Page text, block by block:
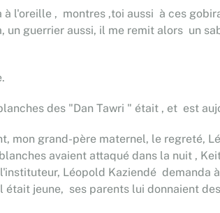
l'oreille , montres ,toi aussi à ces
un guerrier aussi, il me remit alors un
des "Dan Tawri " était , et est
mon grand-père maternel, le regreté,
avaient attaqué dans la nuit ,
Léopold Kaziendé
jeune, ses parents lui donnaient